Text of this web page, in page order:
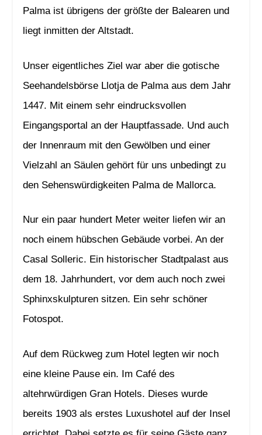
Palma ist übrigens der größte der Balearen und
liegt inmitten der Altstadt.
Unser eigentliches Ziel war aber die gotische
Seehandelsbörse Llotja de Palma aus dem Jahr
1447. Mit einem sehr eindrucksvollen
Eingangsportal an der Hauptfassade. Und auch
der Innenraum mit den Gewölben und einer
Vielzahl an Säulen gehört für uns unbedingt zu
den Sehenswürdigkeiten Palma de Mallorca.
Nur ein paar hundert Meter weiter liefen wir an
noch einem hübschen Gebäude vorbei. An der
Casal Solleric. Ein historischer Stadtpalast aus
dem 18. Jahrhundert, vor dem auch noch zwei
Sphinxskulpturen sitzen. Ein sehr schöner
Fotospot.
Auf dem Rückweg zum Hotel legten wir noch
eine kleine Pause ein. Im Café des
altehrwürdigen Gran Hotels. Dieses wurde
bereits 1903 als erstes Luxushotel auf der Insel